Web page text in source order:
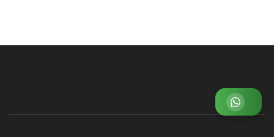
व्हाट्सअप ग्रुप जॉईन करा